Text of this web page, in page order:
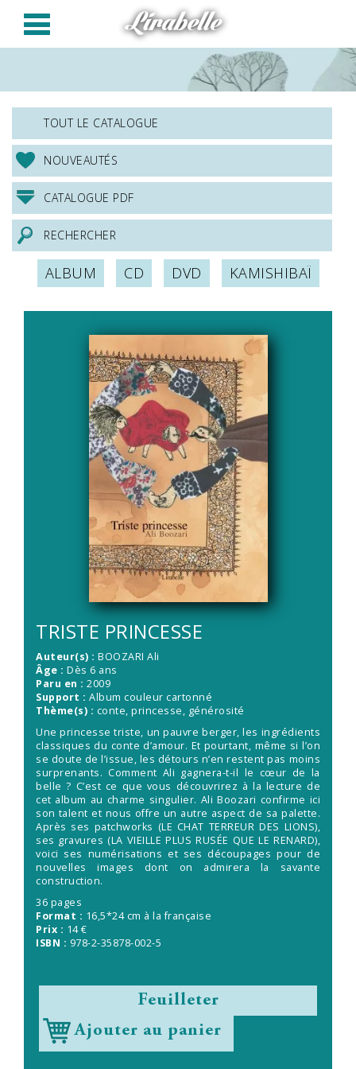
Panneau de gestion des cookies
Lirabelle
TOUT LE CATALOGUE
NOUVEAUTÉS
CATALOGUE PDF
RECHERCHER
ALBUM CD DVD KAMISHIBAÏ
TRISTE PRINCESSE
Auteur(s) : BOOZARI Ali
Âge : Dès 6 ans
Paru en : 2009
Support : Album couleur cartonné
Thème(s) : conte, princesse, générosité
Une princesse triste, un pauvre berger, les ingrédients
classiques du conte d’amour. Et pourtant, même si l’on
se doute de l’issue, les détours n’en restent pas moins
surprenants. Comment Ali gagnera-t-il le cœur de la
belle ? C’est ce que vous découvrirez à la lecture de
cet album au charme singulier. Ali Boozari confirme ici
son talent et nous offre un autre aspect de sa palette.
Après ses patchworks (LE CHAT TERREUR DES LIONS),
ses gravures (LA VIEILLE PLUS RUSÉE QUE LE RENARD),
voici ses numérisations et ses découpages pour de
nouvelles images dont on admirera la savante
construction.
36 pages
Format : 16,5*24 cm à la française
Prix : 14 €
ISBN : 978-2-35878-002-5
Feuilleter
Ajouter au panier